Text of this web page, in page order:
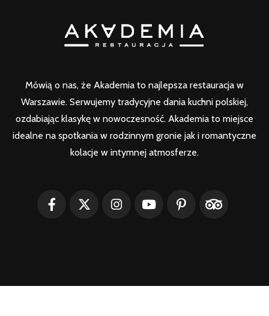
Mówią o nas, że Akademia to najlepsza restauracja w
Warszawie. Serwujemy tradycyjne dania kuchni polskiej,
ozdabiając klasykę w nowoczesność. Akademia to miejsce
idealne na spotkania w rodzinnym gronie jak i romantyczne
kolacje w intymnej atmosferze.